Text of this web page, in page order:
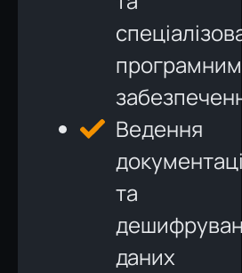
програмним
Ведення
та
даних